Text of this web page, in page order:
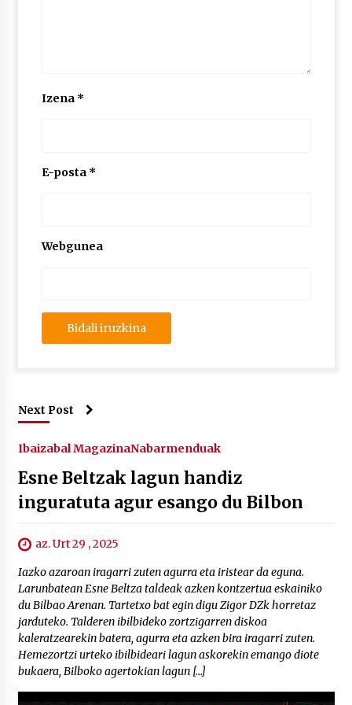
Izena *
E-posta *
Webgunea
Next Post
Ibaizabal MagazinaNabarmenduak
Esne Beltzak lagun handiz
inguratuta agur esango du Bilbon
az. Urt 29 , 2025
Iazko azaroan iragarri zuten agurra eta iristear da eguna.
Larunbatean Esne Beltza taldeak azken kontzertua eskainiko
du Bilbao Arenan. Tartetxo bat egin digu Zigor DZk horretaz
jarduteko. Talderen ibilbideko zortzigarren diskoa
kaleratzearekin batera, agurra eta azken bira iragarri zuten.
Hemezortzi urteko ibilbideari lagun askorekin emango diote
bukaera, Bilboko agertokian lagun […]